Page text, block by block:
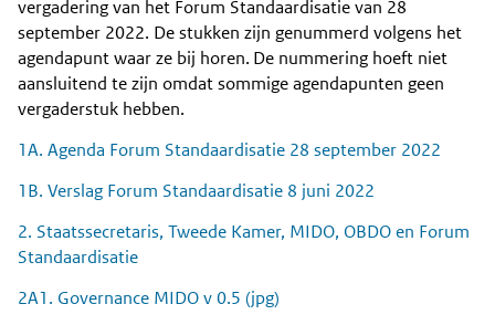
vergadering van het Forum Standaardisatie van 28
september 2022. De stukken zijn genummerd volgens het
agendapunt waar ze bij horen. De nummering hoeft niet
aansluitend te zijn omdat sommige agendapunten geen
vergaderstuk hebben.
1A. Agenda Forum Standaardisatie 28 september 2022
1B. Verslag Forum Standaardisatie 8 juni 2022
2. Staatssecretaris, Tweede Kamer, MIDO, OBDO en Forum
Standaardisatie
2A1. Governance MIDO v 0.5 (jpg)